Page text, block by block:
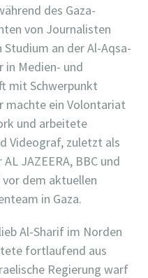
des Gaza-
von Journalisten
an der Al-Aqsa-
Medien- und
mit Schwerpunkt
machte ein Volontariat
und arbeitete
Videograf, zuletzt als
JAZEERA, BBC und
dem aktuellen
in Gaza.
Al-Sharif im Norden
fortlaufend aus
Regierung warf